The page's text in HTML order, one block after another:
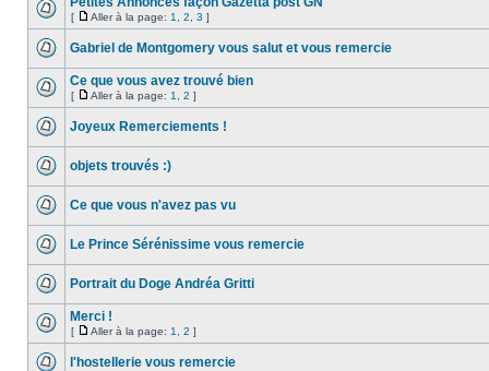
[ Aller à la page: 1 2 3 ]
Gabriel de Montgomery vous salut et vous remercie
Ce que vous avez trouvé bien
[ Aller à la page: 1 2 ]
Joyeux Remerciements !
objets trouvés :)
Ce que vous n'avez pas vu
Le Prince Sérénissime vous remercie
Portrait du Doge Andréa Gritti
Merci !
[ Aller à la page: 1 2 ]
l'hostellerie vous remercie